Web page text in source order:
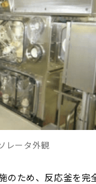
レータ外観
のため、反応釜を完